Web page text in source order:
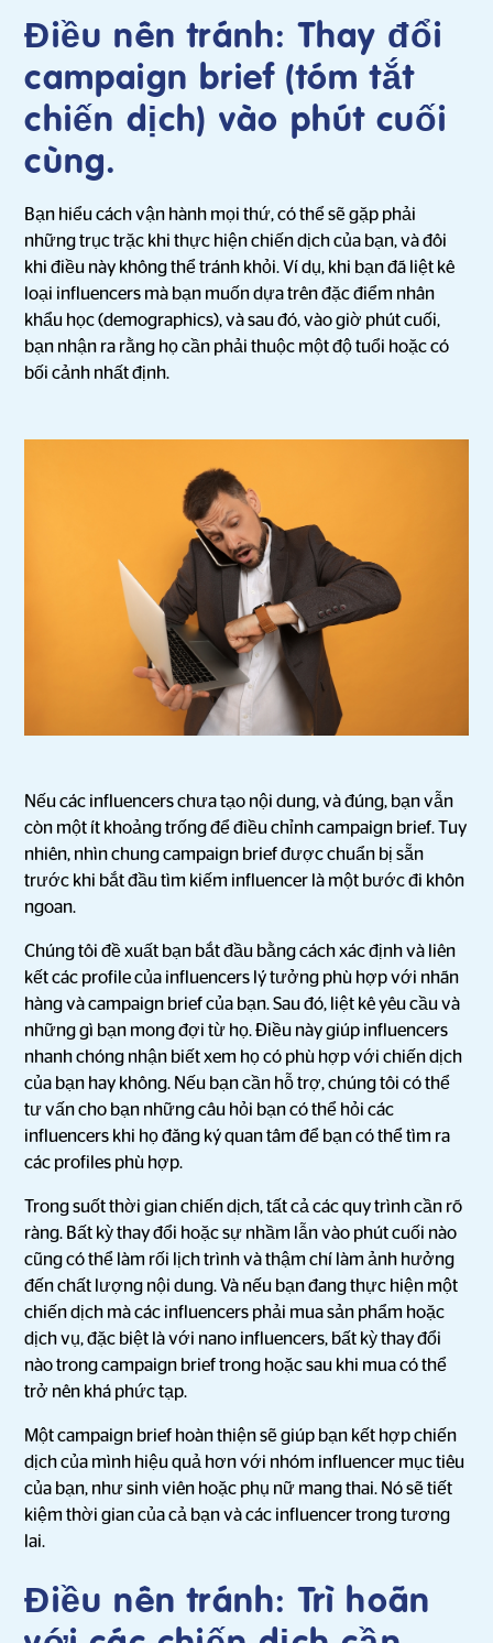
Điều nên tránh: Thay đổi
campaign brief (tóm tắt
chiến dịch) vào phút cuối
cùng.
Bạn hiểu cách vận hành mọi thứ, có thể sẽ gặp phải
những trục trặc khi thực hiện chiến dịch của bạn, và đôi
khi điều này không thể tránh khỏi. Ví dụ, khi bạn đã liệt kê
loại influencers mà bạn muốn dựa trên đặc điểm nhân
khẩu học (demographics), và sau đó, vào giờ phút cuối,
bạn nhận ra rằng họ cần phải thuộc một độ tuổi hoặc có
bối cảnh nhất định.
Nếu các influencers chưa tạo nội dung, và đúng, bạn vẫn
còn một ít khoảng trống để điều chỉnh campaign brief. Tuy
nhiên, nhìn chung campaign brief được chuẩn bị sẵn
trước khi bắt đầu tìm kiếm influencer là một bước đi khôn
ngoan.
Chúng tôi đề xuất bạn bắt đầu bằng cách xác định và liên
kết các profile của influencers lý tưởng phù hợp với nhãn
hàng và campaign brief của bạn. Sau đó, liệt kê yêu cầu và
những gì bạn mong đợi từ họ. Điều này giúp influencers
nhanh chóng nhận biết xem họ có phù hợp với chiến dịch
của bạn hay không. Nếu bạn cần hỗ trợ, chúng tôi có thể
tư vấn cho bạn những câu hỏi bạn có thể hỏi các
influencers khi họ đăng ký quan tâm để bạn có thể tìm ra
các profiles phù hợp.
Trong suốt thời gian chiến dịch, tất cả các quy trình cần rõ
ràng. Bất kỳ thay đổi hoặc sự nhầm lẫn vào phút cuối nào
cũng có thể làm rối lịch trình và thậm chí làm ảnh hưởng
đến chất lượng nội dung. Và nếu bạn đang thực hiện một
chiến dịch mà các influencers phải mua sản phẩm hoặc
dịch vụ, đặc biệt là với nano influencers, bất kỳ thay đổi
nào trong campaign brief trong hoặc sau khi mua có thể
trở nên khá phức tạp.
Một campaign brief hoàn thiện sẽ giúp bạn kết hợp chiến
dịch của mình hiệu quả hơn với nhóm influencer mục tiêu
của bạn, như sinh viên hoặc phụ nữ mang thai. Nó sẽ tiết
kiệm thời gian của cả bạn và các influencer trong tương
lai.
Điều nên tránh: Trì hoãn